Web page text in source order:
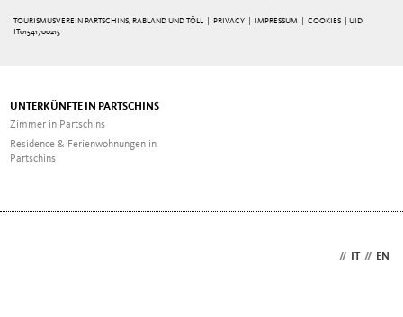
TOURISMUSVEREIN PARTSCHINS, RABLAND UND TÖLL | PRIVACY IMPRESSUM |COOKIES
| UID
IT01541700215
UNTERKÜNFTE IN PARTSCHINS
Zimmer in Partschins
Residence & Ferienwohnungen in
Partschins
// IT // EN